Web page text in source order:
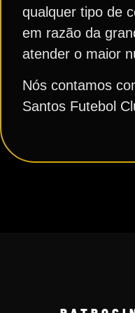
qualquer tipo de
em razão da
atender o maior
Nós contamos
Santos Futebol